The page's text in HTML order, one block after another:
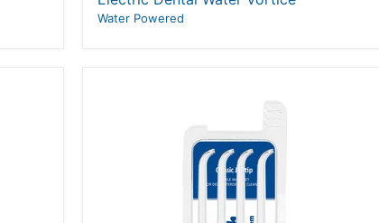
Water Powered